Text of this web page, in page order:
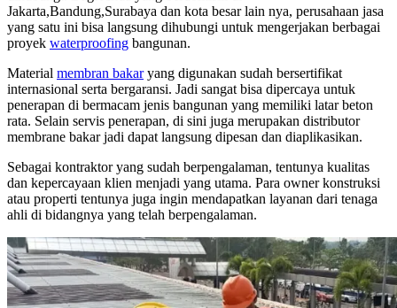
Jakarta,Bandung,Surabaya dan kota besar lain nya, perusahaan jasa
yang satu ini bisa langsung dihubungi untuk mengerjakan berbagai
proyek waterproofing bangunan.
Material membran bakaryang digunakan sudah bersertifikat
internasional serta bergaransi. Jadi sangat bisa dipercaya untuk
penerapan di bermacam jenis bangunan yang memiliki latar beton
rata. Selain servis penerapan, di sini juga merupakan distributor
membrane bakar jadi dapat langsung dipesan dan diaplikasikan.
Sebagai kontraktor yang sudah berpengalaman, tentunya kualitas
dan kepercayaan klien menjadi yang utama. Para owner konstruksi
atau properti tentunya juga ingin mendapatkan layanan dari tenaga
ahli di bidangnya yang telah berpengalaman.